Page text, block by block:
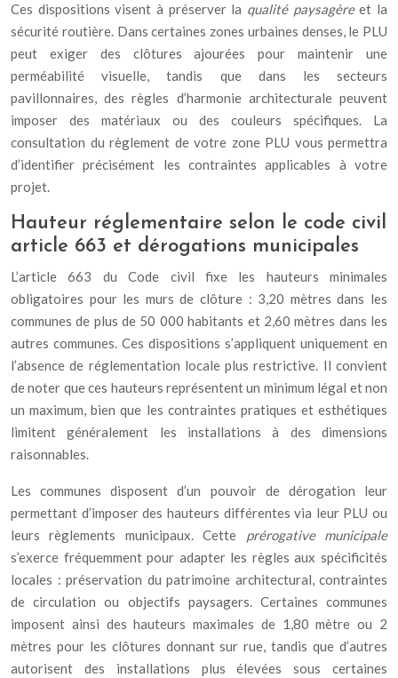
Ces dispositions visent à préserver la qualité paysagèreet la
sécurité routière. Dans certaines zones urbaines denses, le PLU
peut exiger des clôtures ajourées pour maintenir une
perméabilité visuelle, tandis que dans les secteurs
pavillonnaires, des règles d’harmonie architecturale peuvent
imposer des matériaux ou des couleurs spécifiques. La
consultation du règlement de votre zone PLU vous permettra
d’identifier précisément les contraintes applicables à votre
projet.
Hauteur réglementaire selon le code civil
article 663 et dérogations municipales
L’article 663 du Code civil fixe les hauteurs minimales
obligatoires pour les murs de clôture : 3,20 mètres dans les
communes de plus de 50 000 habitants et 2,60 mètres dans les
autres communes. Ces dispositions s’appliquent uniquement en
l’absence de réglementation locale plus restrictive. Il convient
de noter que ces hauteurs représentent un minimum légal et non
un maximum, bien que les contraintes pratiques et esthétiques
limitent généralement les installations à des dimensions
raisonnables.
Les communes disposent d’un pouvoir de dérogation leur
permettant d’imposer des hauteurs différentes via leur PLU ou
leurs règlements municipaux. Cette prérogative municipale
s’exerce fréquemment pour adapter les règles aux spécificités
locales : préservation du patrimoine architectural, contraintes
de circulation ou objectifs paysagers. Certaines communes
imposent ainsi des hauteurs maximales de 1,80 mètre ou 2
mètres pour les clôtures donnant sur rue, tandis que d’autres
autorisent des installations plus élevées sous certaines